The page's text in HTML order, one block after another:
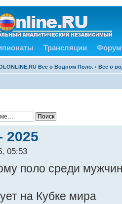
Трансляции Форум
Все о Водном Поло. ‹ Все о
2025
05:53
поло среди
на Кубке мира